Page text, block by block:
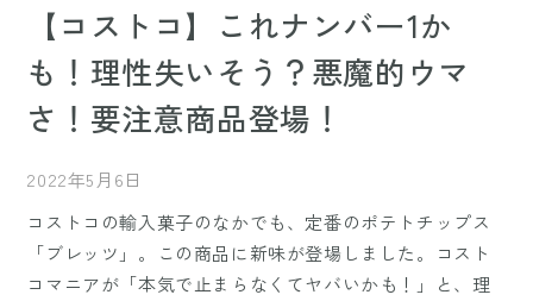
【コストコ】これナンバー1か
も！理性失いそう？悪魔的ウマ
さ！要注意商品登場！
2022年5月6日
コストコの輸入菓子のなかでも、定番のポテトチップス
「ブレッツ」。この商品に新味が登場しました。コスト
コマニアが「本気で止まらなくてヤバいかも！」と、理